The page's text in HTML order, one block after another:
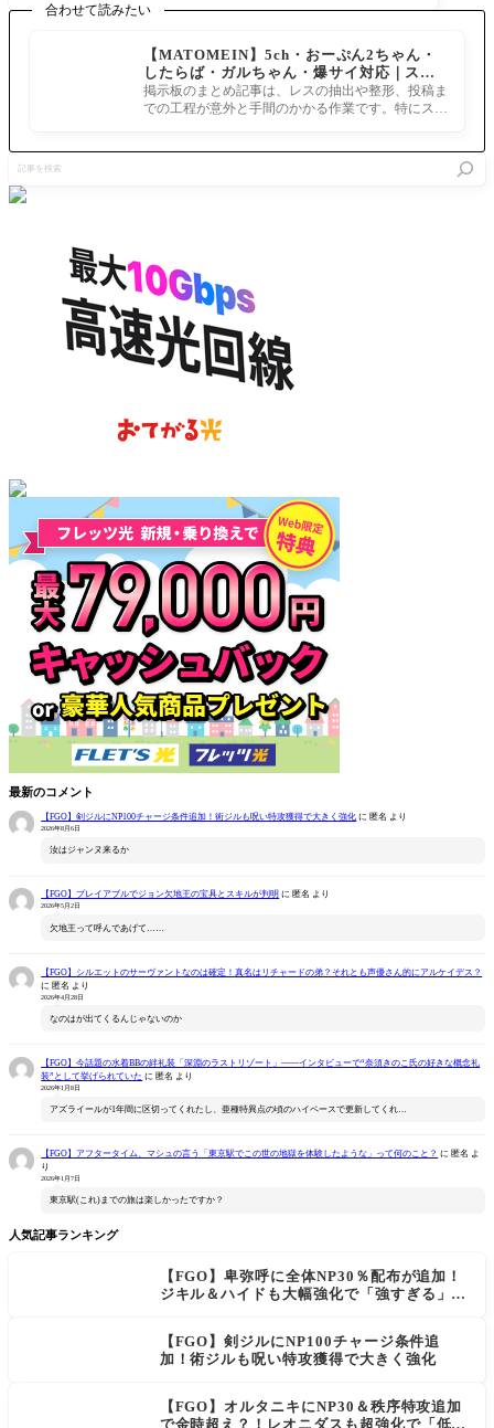
合わせて読みたい
【MATOMEIN】5ch・おーぷん2ちゃん・
したらば・ガルちゃん・爆サイ対応｜スマ
ホでまとめ記事を作れるアプリ FGOのまと
め記事ができるまで
掲示板のまとめ記事は、レスの抽出や整形、投稿ま
での工程が意外と手間のかかる作業です。特にスマ
を
検
最新のコメント
【FGO】剣ジルにNP100チャージ条件追加！術ジルも呪い特攻獲得で大きく強化 に 匿名 より
2026年8月6日
汝はジャンヌ来るか
【FGO】プレイアブルでジョン欠地王の宝具とスキルが判明 に 匿名 より
2026年5月2日
欠地王って呼んであげて……
【FGO】シルエットのサーヴァントなのは確定！真名はリチャードの弟？それとも声優さん的にアルケイデス？
に匿名 より
2026年4月28日
なのはが出てくるんじゃないのか
【FGO】今話題の水着BBの絆礼装「深淵のラストリゾート」――インタビューで“奈須きのこ氏の好きな概念礼
装”として挙げられていた に 匿名 より
2026年1月8日
アズライールが1年間に区切ってくれたし、亜種特異点の頃のハイペースで更新してくれ…
【FGO】アフタータイム、マシュの言う「東京駅でこの世の地獄を体験したような」って何のこと？ に 匿名 よ
り
2026年1月7日
東京駅(これ)までの旅は楽しかったですか？
人気記事ランキング
【FGO】卑弥呼に全体NP30％配布が追加！
ジキル＆ハイドも大幅強化で「強すぎる」の
【FGO】剣ジルにNP100チャージ条件追
加！術ジルも呪い特攻獲得で大きく強化
【FGO】オルタニキにNP30＆秩序特攻追加
で金時超え？！レオニダスも超強化で「低レ